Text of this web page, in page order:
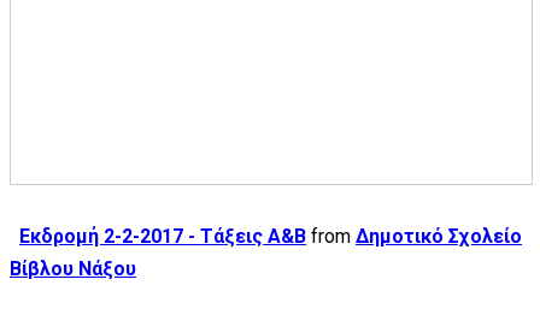
Εκδρομή 2-2-2017 - Τάξεις Α&Β from Δημοτικό Σχολείο
Βίβλου Νάξου